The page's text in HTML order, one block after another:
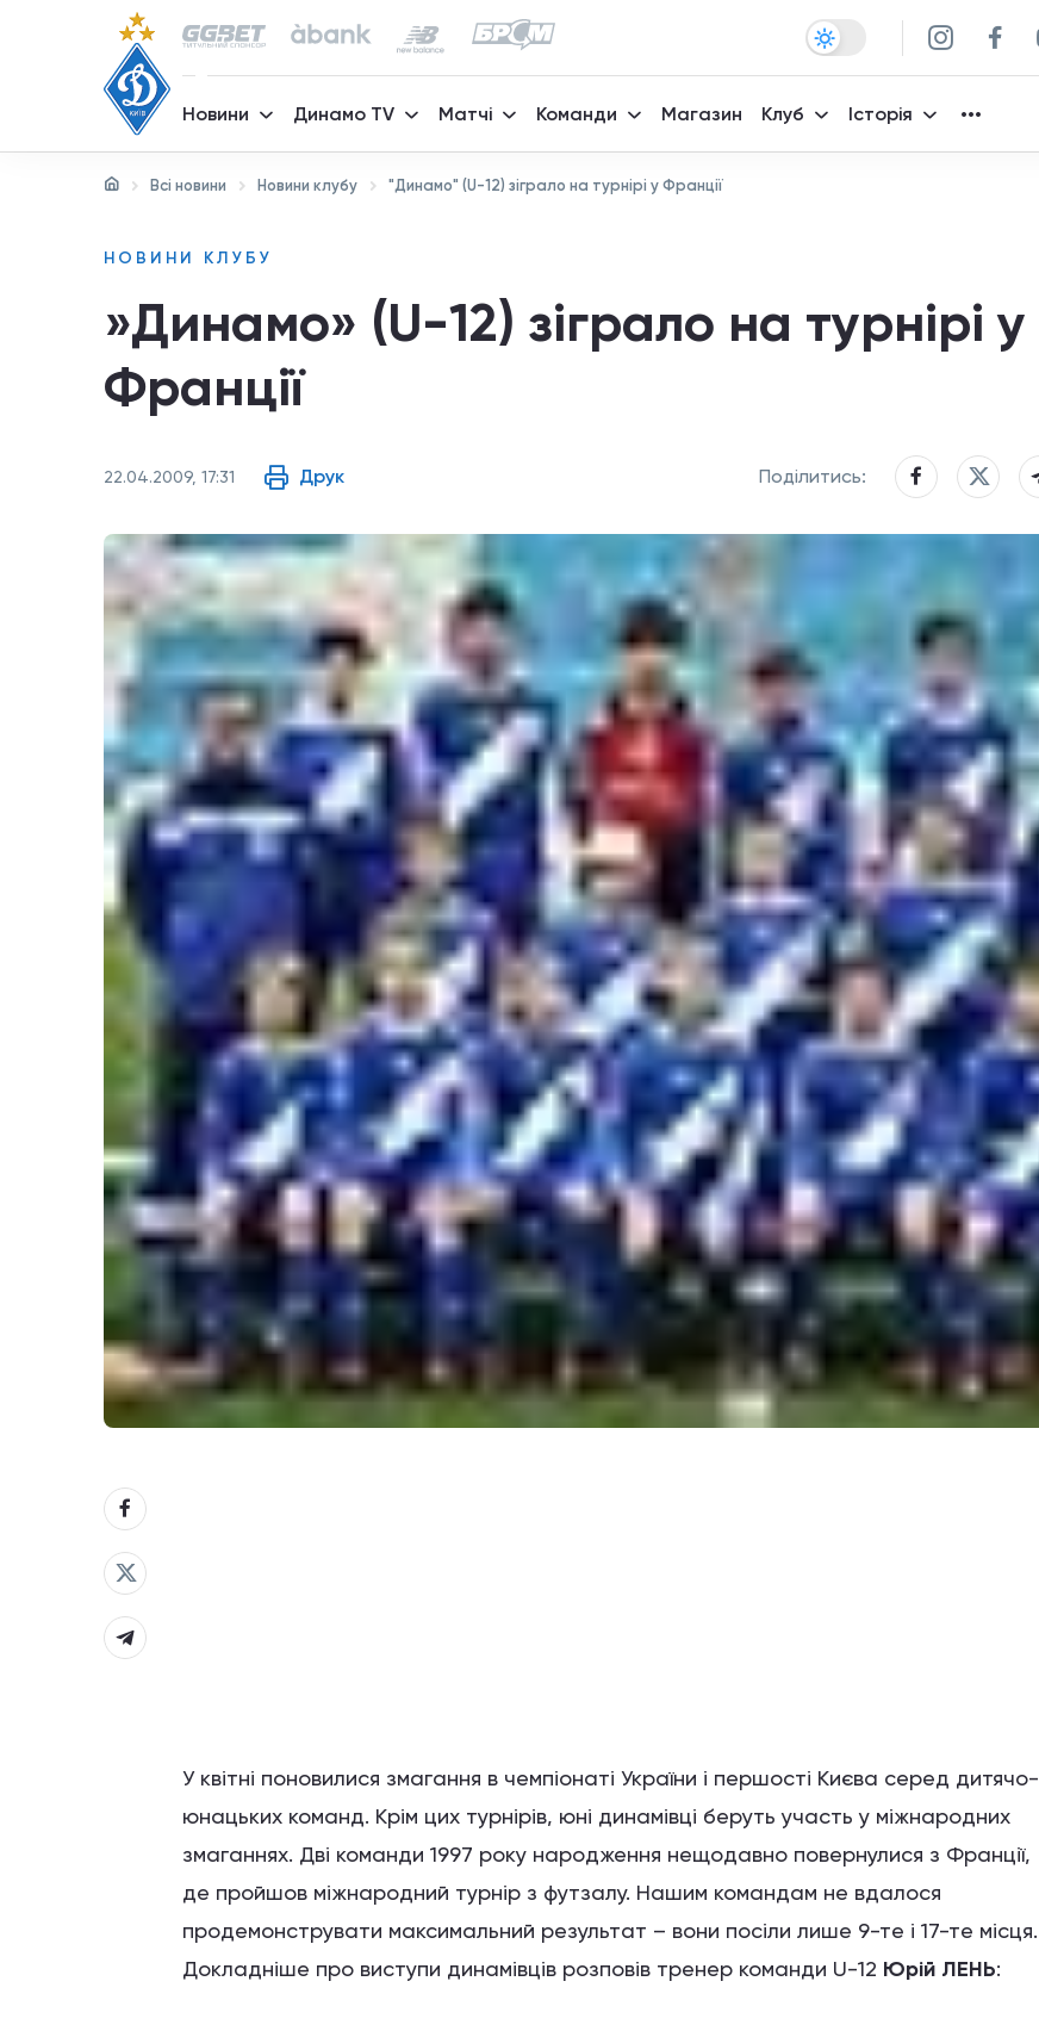
Новини Динамо TV Матчі Команди Магазин Клуб Історія
Всі новини Новини клубу "Динамо" (U-12) зіграло на турнірі у Франції
НОВИНИ КЛУБУ
»Динамо» (U-12) зіграло на турнірі у
Франції
22.04.2009, 17:31 Друк Поділитись:
У квітні поновилися змагання в чемпіонаті України і першості Києва серед дитячо-
юнацьких команд. Крім цих турнірів, юні динамівці беруть участь у міжнародних
змаганнях. Дві команди 1997 року народження нещодавно повернулися з Франції,
де пройшов міжнародний турнір з футзалу. Нашим командам не вдалося
продемонструвати максимальний результат – вони посіли лише 9-те і 17-те місця.
Докладніше про виступи динамівців розповів тренер команди U-12 Юрій ЛЕНЬ: